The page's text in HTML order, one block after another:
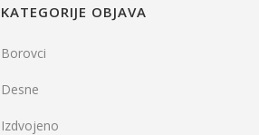
KATEGORIJE OBJAVA
Borovci
Desne
Izdvojeno